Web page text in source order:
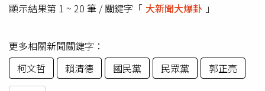
顯示結果第 1 ~ 20 筆 / 關鍵字「 大新聞大爆卦 」
更多相關新聞關鍵字：
柯文哲
賴清德 國民黨 民眾黨 郭正亮